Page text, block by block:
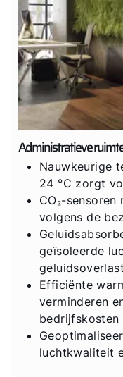
Administratieve
Nauwkeurige
24 °C zorgt
CO₂-
volgens de
geïsoleerde
geluidsoverlast
Efficiënte
verminderen
bedrijfskosten
luchtkwaliteit